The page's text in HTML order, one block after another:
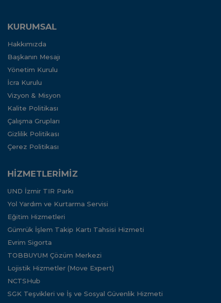
KURUMSAL
Hakkımızda
Başkanın Mesajı
Yönetim Kurulu
İcra Kurulu
Vizyon & Misyon
Kalite Politikası
Çalışma Grupları
Gizlilik Politikası
Çerez Politikası
HİZMETLERİMİZ
UND İzmir TIR Parkı
Yol Yardım ve Kurtarma Servisi
Eğitim Hizmetleri
Gümrük İşlem Takip Kartı Tahsisi Hizmeti
Evrim Sigorta
TOBBUYUM Çözüm Merkezi
Lojistik Hizmetler (Move Expert)
NCTSHub
SGK Teşvikleri ve İş ve Sosyal Güvenlik Hizmeti